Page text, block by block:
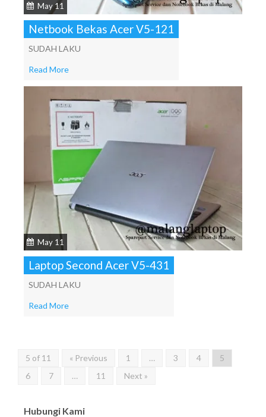
May 11
Netbook Bekas Acer V5-121
SUDAH LAKU
Read More
May 11
Laptop Second Acer V5-431
SUDAH LAKU
Read More
5 of 11 « Previous 1 … 3 4
5
6
7 … 11 Next »
Hubungi Kami